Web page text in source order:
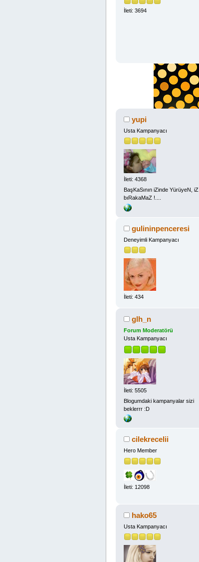
İleti: 3694
yupi
Usta Kampanyacı
İleti: 4368
BaşKaSının iZinde YürüyeN, iZ
bıRakaMaZ !....
gulininpenceresi
Deneyimli Kampanyacı
İleti: 434
glh_n
Forum Moderatörü
Usta Kampanyacı
İleti: 5505
Blogumdaki kampanyalar sizi
beklerrr :D
cilekrecelii
Hero Member
İleti: 12098
hako65
Usta Kampanyacı